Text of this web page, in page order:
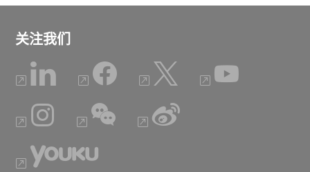
关注我们